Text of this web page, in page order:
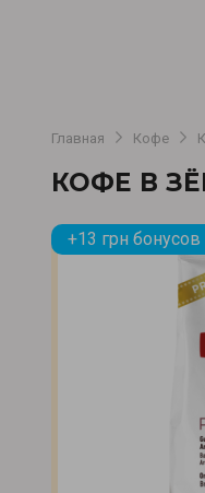
Главная Кофе
КОФЕ В
+13 грн бонусов